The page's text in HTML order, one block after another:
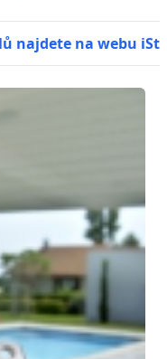
najdete na webu